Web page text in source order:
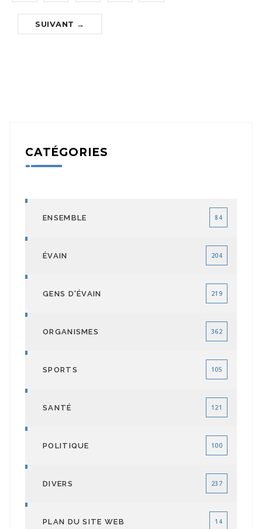
SUIVANT →
CATÉGORIES
ENSEMBLE 84
ÉVAIN 204
GENS D'ÉVAIN 219
ORGANISMES 362
SPORTS 105
SANTÉ 121
POLITIQUE 100
DIVERS 237
PLAN DU SITE WEB 14